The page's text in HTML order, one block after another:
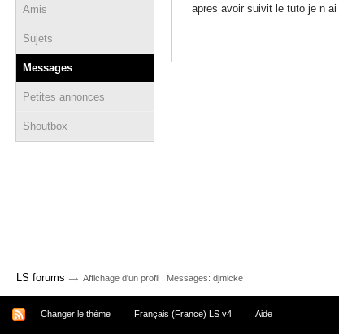
Amis
Sujets
Messages
Petites annonces
Shoutbox
apres avoir suivit le tuto je n
LS forums → Affichage d'un profil : Messages: djmicke
Changer le thème Français (France) LS v4 Aide